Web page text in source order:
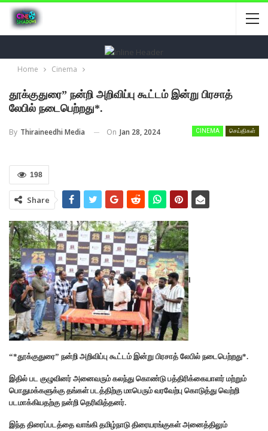
Home Cinema
தூக்குதுரை” நன்றி அறிவிப்பு கூட்டம் இன்று பிரசாத்
லேபில் நடைபெற்றது*.
CINEMA செய்திகள்
By Thiraineedhi Media On Jan 28, 2024
198
Share
l
“*தூக்குதுரை” நன்றி அறிவிப்பு கூட்டம் இன்று பிரசாத் லேபில் நடைபெற்றது*.
இதில் பட குழுவினர் அனைவரும் கலந்து கொண்டு பத்திரிக்கையாளர் மற்றும்
பொதுமக்களுக்கு தங்கள் படத்திற்கு மாபெரும் வரவேற்பு கொடுத்து வெற்றி
படமாக்கியதற்கு நன்றி தெரிவித்தனர்.
இந்த திரைப்படத்தை வாங்கி தமிழ்நாடு திரையரங்குகள் அனைத்திலும்